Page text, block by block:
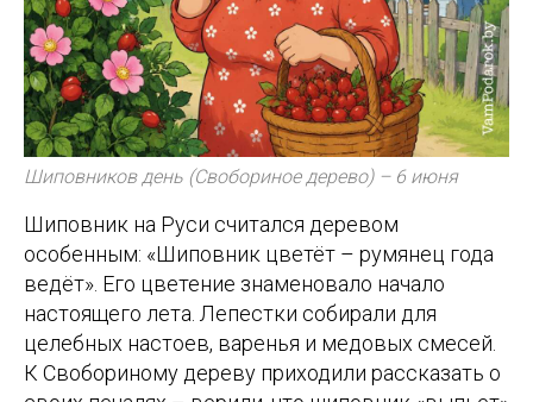
Шиповников день (Свобориное дерево) – 6 июня
Шиповник на Руси считался деревом
особенным: «Шиповник цветёт – румянец года
ведёт». Его цветение знаменовало начало
настоящего лета. Лепестки собирали для
целебных настоев, варенья и медовых смесей.
К Свобориному дереву приходили рассказать о